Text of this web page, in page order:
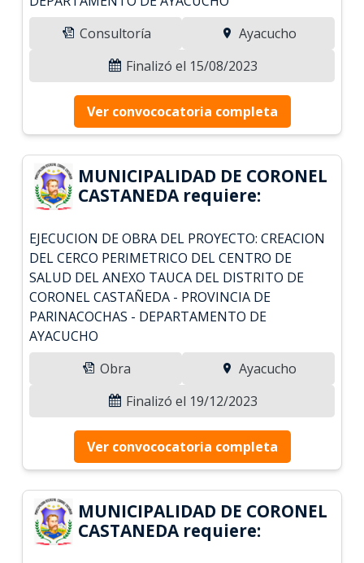
Consultoría
Ayacucho
Finalizó el 15/08/2023
Ver convococatoria completa
MUNICIPALIDAD DE CORONEL
CASTANEDA requiere:
EJECUCION DE OBRA DEL PROYECTO: CREACION
DEL CERCO PERIMETRICO DEL CENTRO DE
SALUD DEL ANEXO TAUCA DEL DISTRITO DE
CORONEL CASTAÑEDA - PROVINCIA DE
PARINACOCHAS - DEPARTAMENTO DE
AYACUCHO
Obra
Ayacucho
Finalizó el 19/12/2023
Ver convococatoria completa
MUNICIPALIDAD DE CORONEL
CASTANEDA requiere: